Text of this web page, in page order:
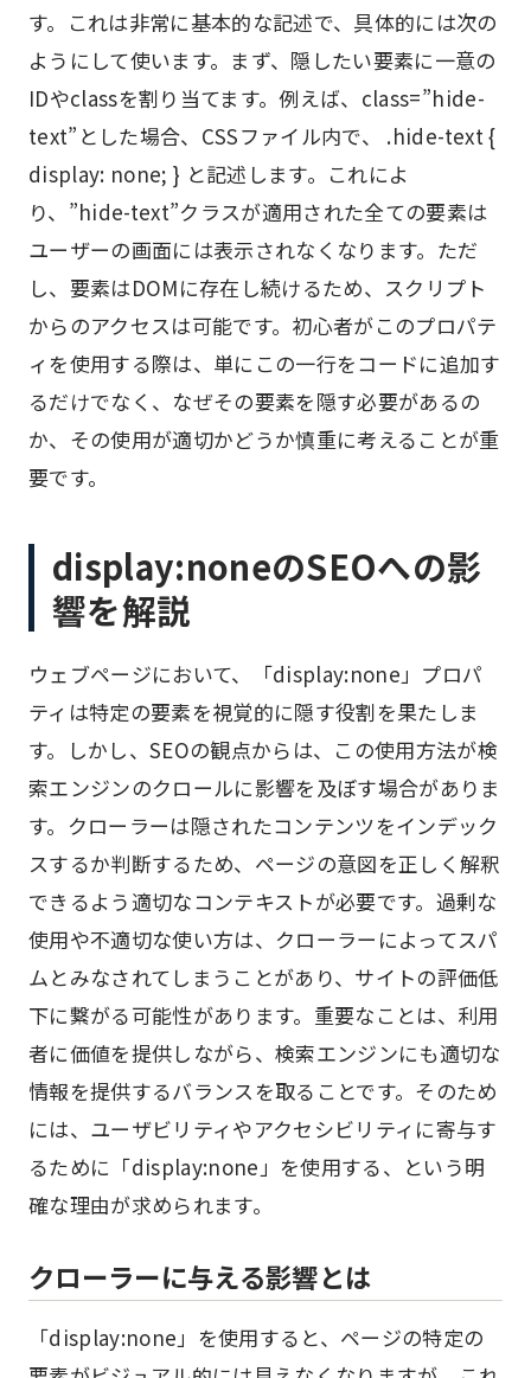
す。これは非常に基本的な記述で、具体的には次の
ようにして使います。まず、隠したい要素に一意の
IDやclassを割り当てます。例えば、class=”hide-
text”とした場合、CSSファイル内で、 .hide-text {
display: none; } と記述します。これによ
り、”hide-text”クラスが適用された全ての要素は
ユーザーの画面には表示されなくなります。ただ
し、要素はDOMに存在し続けるため、スクリプト
からのアクセスは可能です。初心者がこのプロパテ
ィを使用する際は、単にこの一行をコードに追加す
るだけでなく、なぜその要素を隠す必要があるの
か、その使用が適切かどうか慎重に考えることが重
要です。
display:noneのSEOへの影
響を解説
ウェブページにおいて、「display:none」プロパ
ティは特定の要素を視覚的に隠す役割を果たしま
す。しかし、SEOの観点からは、この使用方法が検
索エンジンのクロールに影響を及ぼす場合がありま
す。クローラーは隠されたコンテンツをインデック
スするか判断するため、ページの意図を正しく解釈
できるよう適切なコンテキストが必要です。過剰な
使用や不適切な使い方は、クローラーによってスパ
ムとみなされてしまうことがあり、サイトの評価低
下に繋がる可能性があります。重要なことは、利用
者に価値を提供しながら、検索エンジンにも適切な
情報を提供するバランスを取ることです。そのため
には、ユーザビリティやアクセシビリティに寄与す
るために「display:none」を使用する、という明
確な理由が求められます。
クローラーに与える影響とは
「display:none」を使用すると、ページの特定の